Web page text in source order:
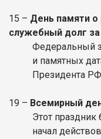
15 – День памяти о
служебный долг
Федеральный
и памятных
Президента РФ
19 – Всемирный
Этот
начал